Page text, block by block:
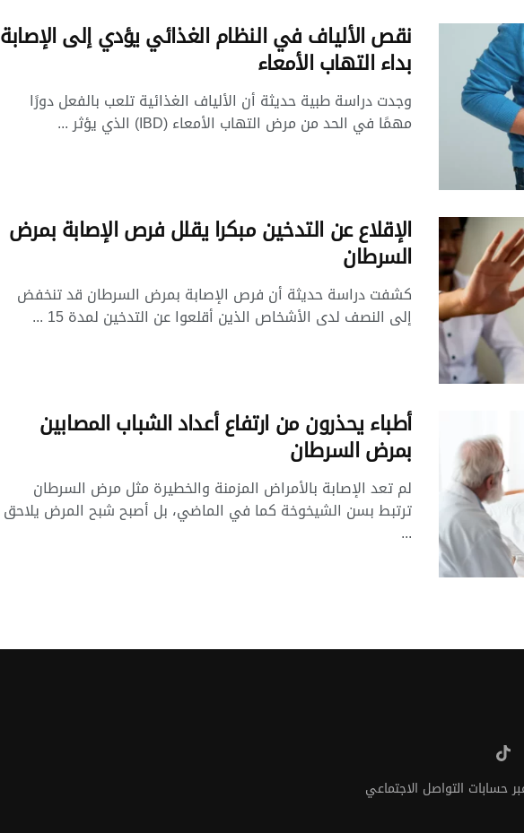
نقص الألياف في النظام الغذائي يؤدي إلى الإصابة
بداء التهاب الأمعاء
وجدت دراسة طبية حديثة أن الألياف الغذائية تلعب بالفعل دورًا
مهمًا في الحد من مرض التهاب الأمعاء (IBD) الذي يؤثر ...
الإقلاع عن التدخين مبكرا يقلل فرص الإصابة بمرض
السرطان
كشفت دراسة حديثة أن فرص الإصابة بمرض السرطان قد تنخفض
إلى النصف لدى الأشخاص الذين أقلعوا عن التدخين لمدة 15 ...
أطباء يحذرون من ارتفاع أعداد الشباب المصابين
بمرض السرطان
لم تعد الإصابة بالأمراض المزمنة والخطيرة مثل مرض السرطان
ترتبط بسن الشيخوخة كما في الماضي، بل أصبح شبح المرض يلاحق
...
حسابات التواصل الاجتماعي